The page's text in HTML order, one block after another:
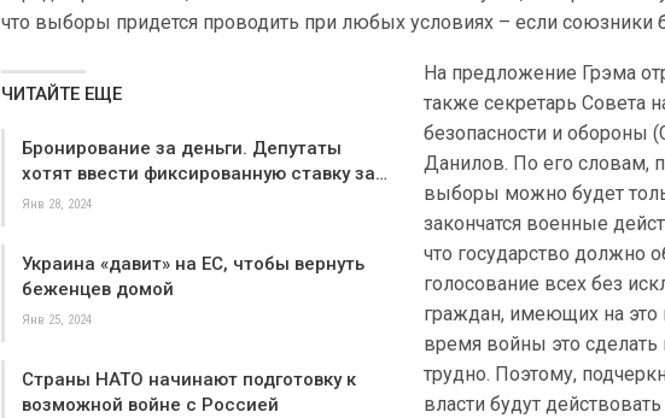
что выборы придется проводить при любых условиях – если союзники
ЧИТАЙТЕ ЕЩЕ
Бронирование за деньги. Депутаты
хотят ввести фиксированную ставку за…
Янв 28, 2024
Украина «давит» на ЕС, чтобы вернуть
беженцев домой
Янв 25, 2024
Страны НАТО начинают подготовку к
возможной войне с Россией
На предложение Грэма
также секретарь Совета
безопасности и обороны
Данилов. По его словам,
выборы можно будет
закончатся военные
что государство должно
голосование всех без
граждан, имеющих на это
время войны это сделать
трудно. Поэтому,
власти будут